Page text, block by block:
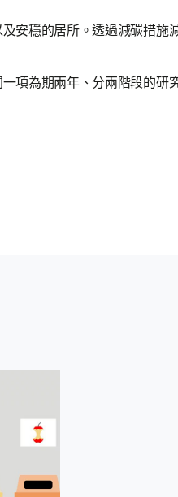
安穩的居所。透過減碳措施
項為期兩年、分兩階段的研